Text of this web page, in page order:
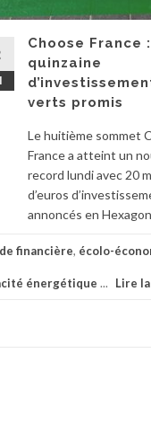
Choose France
quinzaine
verts promis
Le huitième sommet
France a atteint un
record lundi avec 20
d’euros
annoncés en
financière, écolo-
énergétique ... Lire